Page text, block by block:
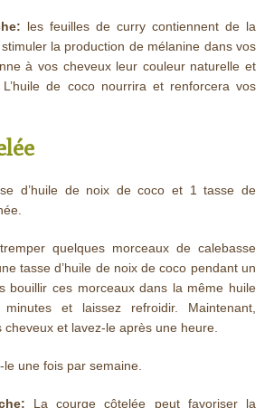
les feuilles de curry contiennent de la
la production de mélanine dans vos
à vos cheveux leur couleur naturelle et
de coco nourrira et renforcera vos
d’huile de noix de coco et 1 tasse de
quelques morceaux de calebasse
tasse d’huile de noix de coco pendant un
bouillir ces morceaux dans la même huile
et laissez refroidir. Maintenant,
et lavez-le après une heure.
le une fois par semaine.
La courge côtelée peut favoriser la